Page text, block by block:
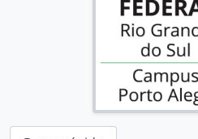
[Fundos] Campus Porto